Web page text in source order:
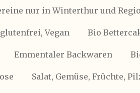
nur in Winterthur und
Vegan Bio
Emmentaler Backwaren
Salat, Gemüse, Früchte,